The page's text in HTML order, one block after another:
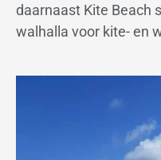
daarnaast Kite Beach
walhalla voor kite- en